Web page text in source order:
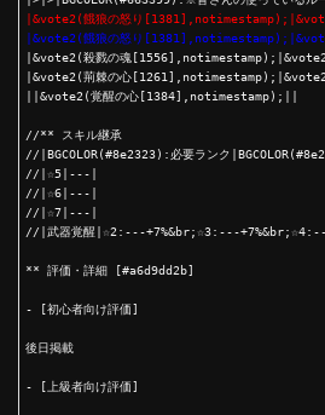
|&vote2(餓狼の怒り
|&vote2(餓狼の怒り
|&vote2(殺戮の魂
|&vote2(荊棘の心
||&vote2(覚醒の心[1384],notimestamp);||
//** スキル継承
//|BGCOLOR(#8e2323):必要ランク
//|☆5|---|
//|☆6|---|
//|☆7|---|
//|武器覚醒|☆2:---+7%&br;☆3:---
** 評価・詳細 [#a6d9dd2b]
- [初心者向け評価]
後日掲載
- [上級者向け評価]